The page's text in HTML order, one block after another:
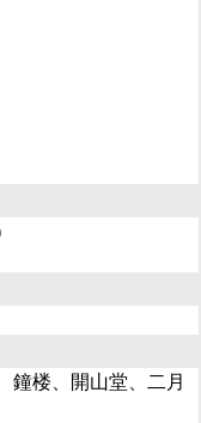
鐘楼、開山堂、二月